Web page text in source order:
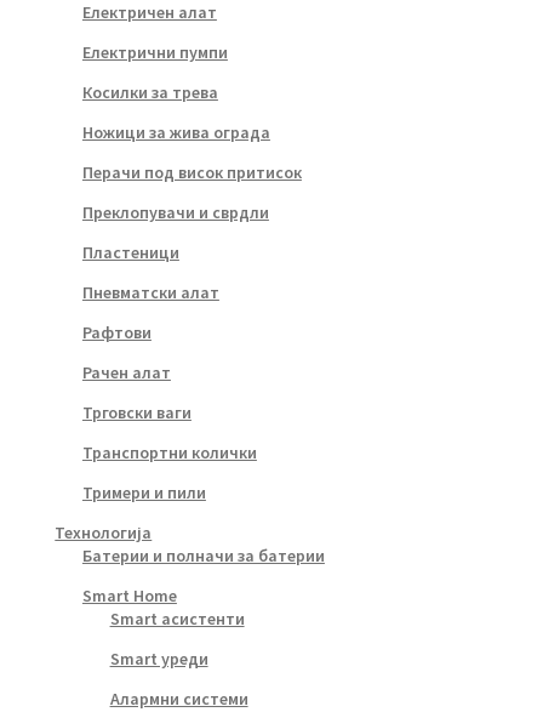
Електричен алат
Електрични пумпи
Косилки за трева
Ножици за жива ограда
Перачи под висок притисок
Преклопувачи и сврдли
Пластеници
Пневматски алат
Рафтови
Рачен алат
Трговски ваги
Транспортни колички
Тримери и пили
Технологија
Батерии и полначи за батерии
Smart Home
Smart асистенти
Smart уреди
Алармни системи